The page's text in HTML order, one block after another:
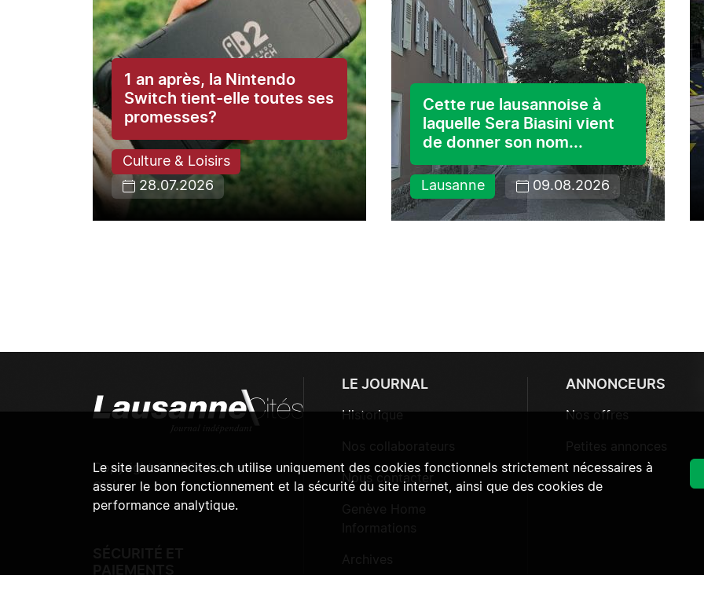
1 an après, la Nintendo
Switch tient-elle toutes ses
promesses?
Culture & Loisirs
28.07.2026
Cette rue lausannoise à
laquelle Sera Biasini vient
de donner son nom...
Lausanne 09.08.2026
Copyright © 2024 Lausanne
Cités
LE JOURNAL
Historique
Nous contacter
ANNONCEURS
Nos offres
Le site lausannecites.ch utilise uniquement des cookies fonctionnels strictement nécessaires à
assurer le bon fonctionnement et la sécurité du site internet, ainsi que des cookies de
performance analytique.